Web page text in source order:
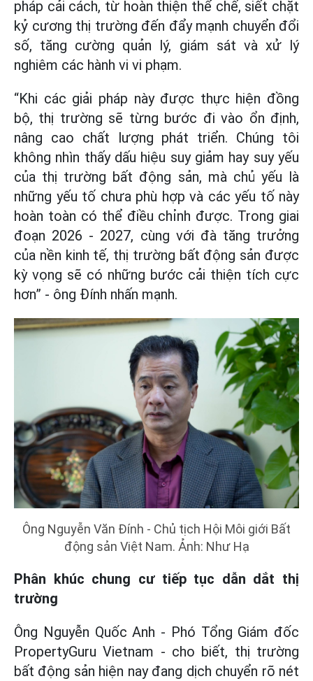
pháp cải cách, từ hoàn thiện thể chế, siết chặt
kỷ cương thị trường đến đẩy mạnh chuyển đổi
số, tăng cường quản lý, giám sát và xử lý
nghiêm các hành vi vi phạm.
“Khi các giải pháp này được thực hiện đồng
bộ, thị trường sẽ từng bước đi vào ổn định,
nâng cao chất lượng phát triển. Chúng tôi
không nhìn thấy dấu hiệu suy giảm hay suy yếu
của thị trường bất động sản, mà chủ yếu là
những yếu tố chưa phù hợp và các yếu tố này
hoàn toàn có thể điều chỉnh được. Trong giai
đoạn 2026 - 2027, cùng với đà tăng trưởng
của nền kinh tế, thị trường bất động sản được
kỳ vọng sẽ có những bước cải thiện tích cực
hơn” - ông Đính nhấn mạnh.
Ông Nguyễn Văn Đính - Chủ tịch Hội Môi giới Bất
động sản Việt Nam. Ảnh: Như Hạ
Phân khúc chung cư tiếp tục dẫn dắt thị
trường
Ông Nguyễn Quốc Anh - Phó Tổng Giám đốc
PropertyGuru Vietnam - cho biết, thị trường
bất động sản hiện nay đang dịch chuyển rõ nét